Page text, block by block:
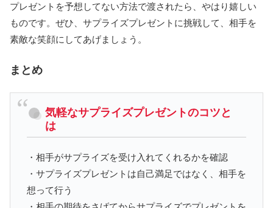
プレゼントを予想してない方法で渡されたら、やはり嬉しい
ものです。ぜひ、サプライズプレゼントに挑戦して、相手を
素敵な笑顔にしてあげましょう。
まとめ
気軽なサプライズプレゼントのコツと
は
・相手がサプライズを受け入れてくれるかを確認
・サプライズプレゼントは自己満足ではなく、相手を
想って行う